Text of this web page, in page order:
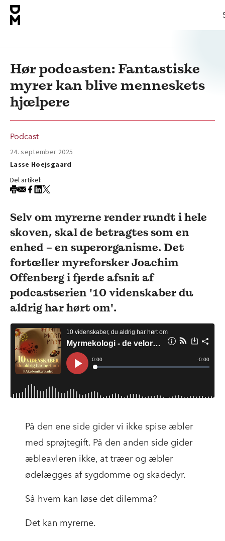
Hør podcasten: Fantastiske
myrer kan blive menneskets
hjælpere
Podcast
24. september 2025
Lasse Hoejsgaard
Del artikel:
Selv om myrerne render rundt i hele
skoven, skal de betragtes som en
enhed – en superorganisme. Det
fortæller myreforsker Joachim
Offenberg i fjerde afsnit af
podcastserien '10 videnskaber du
aldrig har hørt om'.
På den ene side gider vi ikke spise æbler
med sprøjtegift. På den anden side gider
æbleavleren ikke, at træer og æbler
ødelægges af sygdomme og skadedyr.
Så hvem kan løse det dilemma?
Det kan myrerne.